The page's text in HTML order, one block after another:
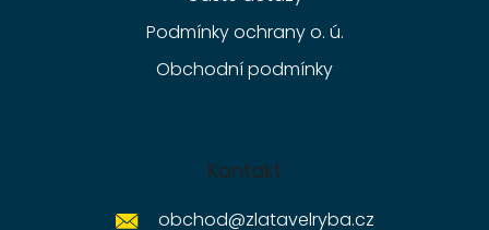
Podmínky ochrany o. ú.
Obchodní podmínky
Kontakt
obchod@zlatavelryba.cz